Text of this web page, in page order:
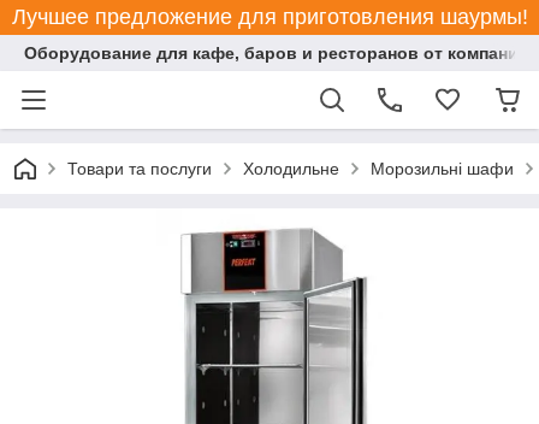
Лучшее предложение для приготовления шаурмы!
Оборудование для кафе, баров и ресторанов от компании
Товари та послуги Холодильне Морозильні шафи